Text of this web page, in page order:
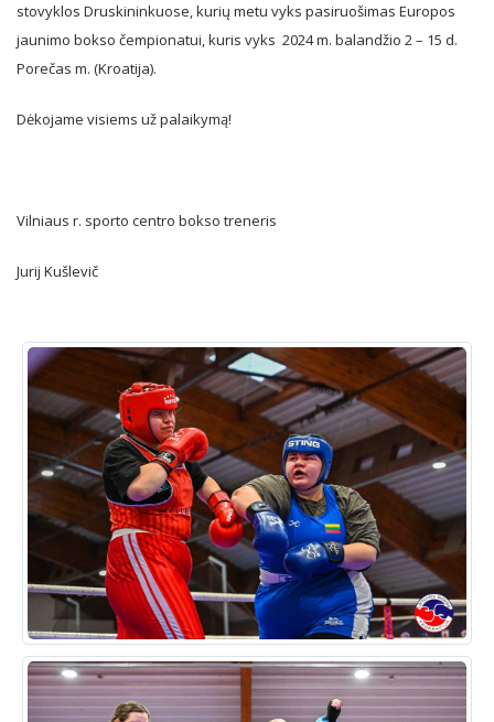
stovyklos Druskininkuose, kurių metu vyks pasiruošimas Europos
jaunimo bokso čempionatui, kuris vyks 2024 m. balandžio 2 – 15 d.
Porečas m. (Kroatija).
Dėkojame visiems už palaikymą!
Vilniaus r. sporto centro bokso treneris
Jurij Kušlevič